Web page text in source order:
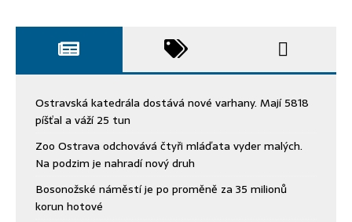
Ostravská katedrála dostává nové varhany. Mají 5818
píšťal a váží 25 tun
Zoo Ostrava odchovává čtyři mláďata vyder malých.
Na podzim je nahradí nový druh
Bosonožské náměstí je po proměně za 35 milionů
korun hotové